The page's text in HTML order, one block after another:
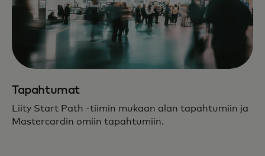
Tapahtumat
Liity Start Path -tiimin mukaan alan tapahtumiin ja
Mastercardin omiin tapahtumiin.